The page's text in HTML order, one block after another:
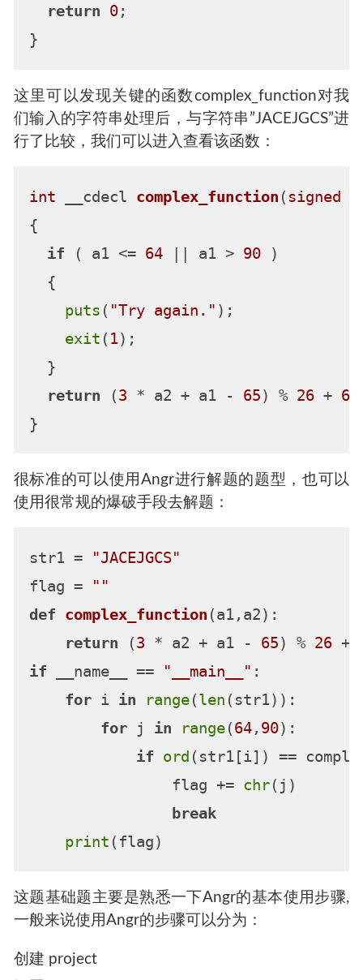
return 0;
这里可以发现关键的函数complex_function对我
们输入的字符串处理后，与字符串”JACEJGCS”进
行了比较，我们可以进入查看该函数：
int __cdecl complex_function ( signed
{
if ( a1 <= 64 || a1 > 90 )
  {
puts ( "Try again." );
exit ( 1);
  }
return (3 * a2 + a1 - 65) % 26 + 65
很标准的可以使用Angr进行解题的题型，也可以
使用很常规的爆破手段去解题：
str1 =
"JACEJGCS"
flag =
""
def complex_function (a1,a2):
return (3 * a2 + a1 - 65) % 26 +
if __name__ == "__main__" :
for i in range(len (str1)):
for j in range(64, 90):
if ord (str1[i]) ==
                flag +=
chr(j)
break
print
这题基础题主要是熟悉一下Angr的基本使用步骤,
一般来说使用Angr的步骤可以分为：
创建 project